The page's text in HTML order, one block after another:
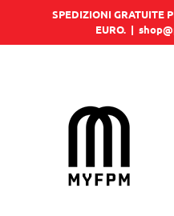
SPEDIZIONI GRATUITE
EURO. |